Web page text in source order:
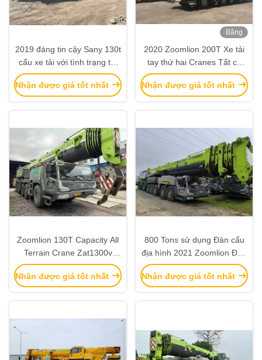
2019 đáng tin cậy Sany 130t
cẩu xe tải với tình trạng tốt
cho bán nóng
Nhận được giá tốt nhất
Băng
2020 Zoomlion 200T Xe tải
tay thứ hai Cranes Tất cả
các máy nâng địa hình được
sử dụng
Nhận được giá tốt nhất
Zoomlion 130T Capacity All
Terrain Crane Zat1300v
Cran nâng hạng nặng 2019
Nhận được giá tốt nhất
800 Tons sử dụng Đàn cẩu
địa hình 2021 Zoomlion Đàn
cẩu di động tay hai
Nhận được giá tốt nhất